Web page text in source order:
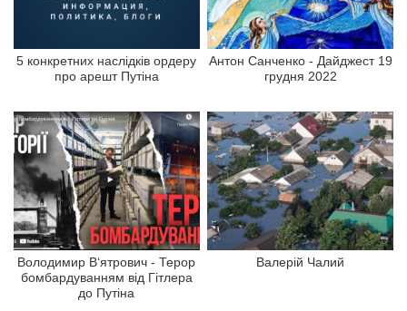
5 конкретних наслідків ордеру
про арешт Путіна
Антон Санченко - Дайджест 19
грудня 2022
Володимир В‘ятрович - Терор
бомбардуванням від Гітлера
до Путіна
Валерій Чалий